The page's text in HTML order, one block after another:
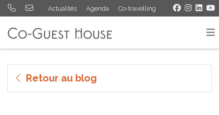
Actualités Agenda Co-travelling
Retour au blog